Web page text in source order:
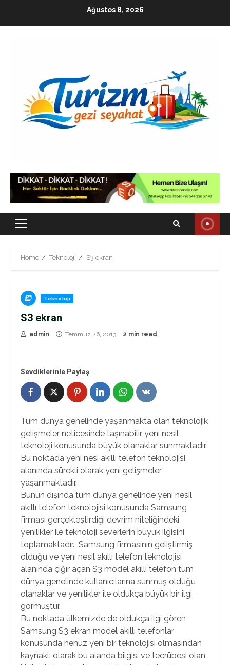
Ağustos 8, 2026
Primary
Home Teknoloji S3 ekran
Teknoloji
S3 ekran
admin Temmuz 26, 2013 2 min read
Sevdiklerinle Paylaş
Tüm dünya genelinde yaşanmakta olan teknolojik
gelişmeler neticesinde taşınabilir yeni nesil
teknoloji konusunda büyük olanaklar sunmaktadır.
Bu noktada yeni nesi akıllı telefon teknolojisi
alanında sürekli olarak yeni gelişmeler
yaşanmaktadır.
Bunun dışında tüm dünya genelinde yeni nesil
akıllı telefon teknolojisi konusunda Samsung
firması gerçekleştirdiği devrim niteliğindeki
yenilikler ile teknoloji severlerin büyük ilgisini
toplamaktadır. Samsung firmasının geliştirmiş
olduğu ve yeni nesil akıllı telefon teknolojisi
alanında çığır açan S3 model akıllı telefon tüm
dünya genelinde kullanıcılarına sunmuş olduğu
olanaklar ve yenilikler ile oldukça büyük bir ilgi
görmüştür.
Bu noktada ülkemizde de oldukça ilgi gören
Samsung S3 ekran model akıllı telefonlar
konusunda henüz yeni bir teknolojisi olmasından
kaynaklı olarak bu alanda bilgisi ve tecrübesi olan